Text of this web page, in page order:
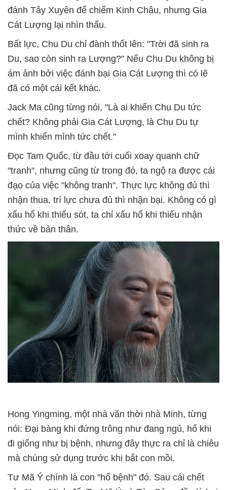
đánh Tây Xuyên để chiếm Kinh Châu, nhưng Gia
Cát Lượng lại nhìn thấu.
Bất lực, Chu Du chỉ đành thốt lên: "Trời đã sinh ra
Du, sao còn sinh ra Lượng?" Nếu Chu Du không bị
ám ảnh bởi việc đánh bại Gia Cát Lượng thì có lẽ
đã có một cái kết khác.
Jack Ma cũng từng nói, "Là ai khiến Chu Du tức
chết? Không phải Gia Cát Lượng, là Chu Du tự
mình khiến mình tức chết."
Đọc Tam Quốc, từ đầu tới cuối xoay quanh chữ
"tranh", nhưng cũng từ trong đó, ta ngộ ra được cái
đạo của việc "không tranh". Thực lực không đủ thì
nhận thua, trí lực chưa đủ thì nhận bại. Không có gì
xấu hổ khi thiếu sót, ta chỉ xấu hổ khi thiếu nhận
thức về bản thân.
Hong Yingming, một nhà văn thời nhà Minh, từng
nói: Đại bàng khi đứng trông như đang ngủ, hổ khi
đi giống như bị bệnh, nhưng đây thực ra chỉ là chiêu
mà chúng sử dụng trước khi bắt con mồi.
Tư Mã Ý chính là con "hổ bệnh" đó. Sau cái chết